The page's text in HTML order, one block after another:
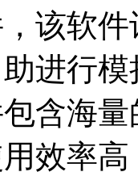
该软
进行
含海
效率